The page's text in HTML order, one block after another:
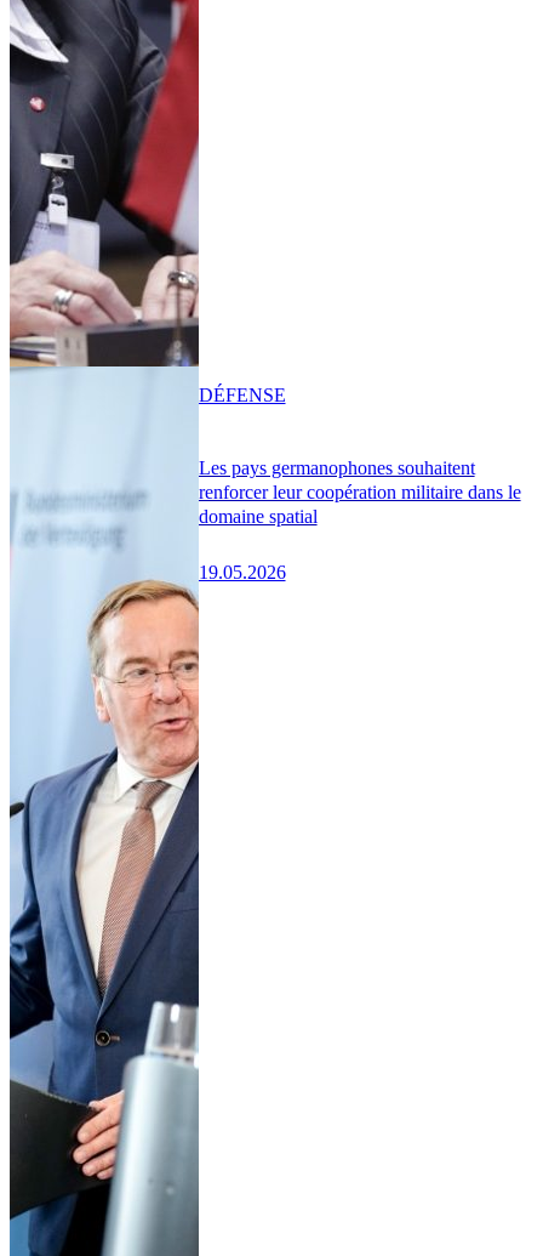
Les pays germanophones souhaitent
renforcer leur coopération militaire dans le
domaine spatial
19.05.2026
DÉFENSE